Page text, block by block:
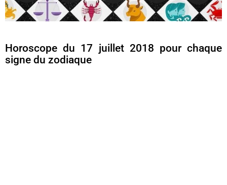
Horoscope du 17 juillet 2018 pour chaque
signe du zodiaque